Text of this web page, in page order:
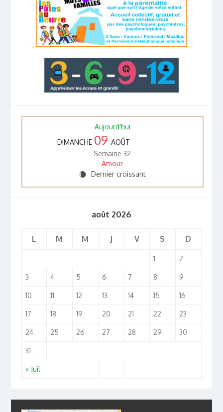
Aujourd'hui
DIMANCHE 09 AOÛT
Semaine 32
Amour
X Dernier croissant
août 2026
L M M J V S D
« Juil
1 2
3 4 5 6 7 8 9
10 11 12 13 14 15 16
17 18 19 20 21 22 23
24 25 26 27 28 29 30
31